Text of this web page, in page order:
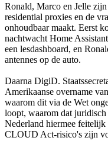
Ronald, Marco en Jelle
residential proxies en de
onhoudbaar maakt. Eerst
nachtwacht Home
een lesdashboard, en
antennes op de auto.
Daarna DigiD.
Amerikaanse overname
waarom dit via de Wet
loopt, waarom dat
Nederland hiermee
CLOUD Act-risico's zijn